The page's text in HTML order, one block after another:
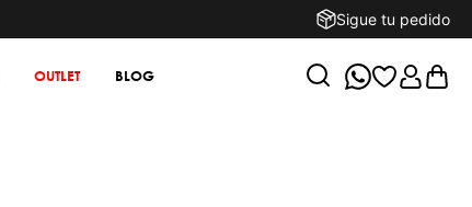
Sigue tu pedido
OUTLET BLOG